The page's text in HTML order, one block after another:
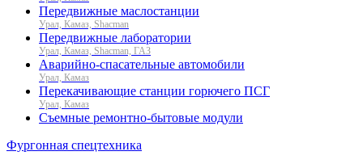
Передвижные маслостанции
Урал, Камаз, Shacman
Передвижные лаборатории
Урал, Камаз, Shacman, ГАЗ
Аварийно-спасательные автомобили
Урал, Камаз
Перекачивающие станции горючего ПСГ
Урал, Камаз
Съемные ремонтно-бытовые модули
Фургонная спецтехника